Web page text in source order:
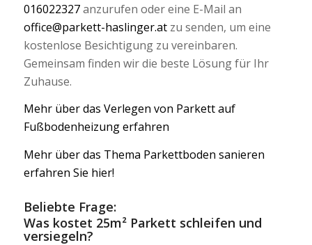
016022327anzurufen oder eine E-Mail an
office@parkett-haslinger.atzu senden, um eine
kostenlose Besichtigung zu vereinbaren.
Gemeinsam finden wir die beste Lösung für Ihr
Zuhause.
Mehr über das Verlegen von Parkett auf
Fußbodenheizung erfahren
Mehr über das Thema Parkettboden sanieren
erfahren Sie hier!
Beliebte Frage:
Was kostet 25m² Parkett schleifen und
versiegeln?